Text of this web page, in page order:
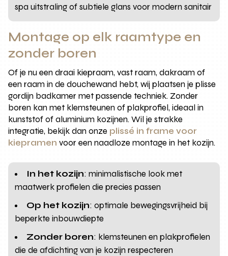
spa uitstraling of subtiele glans voor modern sanitair
Montage op elk raamtype en
zonder boren
Of je nu een draai kiepraam, vast raam, dakraam of
een raam in de douchewand hebt, wij plaatsen je plisse
gordijn badkamer met passende techniek. Zonder
boren kan met klemsteunen of plakprofiel, ideaal in
kunststof of aluminium kozijnen. Wil je strakke
integratie, bekijk dan onze plissé in frame voor
kiepramen voor een naadloze montage in het kozijn.
In het kozijn: minimalistische look met
maatwerk profielen die precies passen
Op het kozijn: optimale bewegingsvrijheid bij
beperkte inbouwdiepte
Zonder boren: klemsteunen en plakprofielen
die de afdichting van je kozijn respecteren